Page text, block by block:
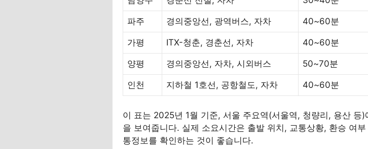
파주 경의중앙선, 광역버스, 자차 40~60분
가평 ITX-청춘, 경춘선, 자차 40~60분
양평 경의중앙선, 자차, 시외버스 50~70분
인천 지하철 1호선, 공항철도, 자차 40~60분
이 표는 2025년 1월 기준, 서울 주요역(서울역, 청량리, 용산
을 보여줍니다. 실제 소요시간은 출발 위치, 교통상황, 환승 여
통정보를 확인하는 것이 좋습니다.